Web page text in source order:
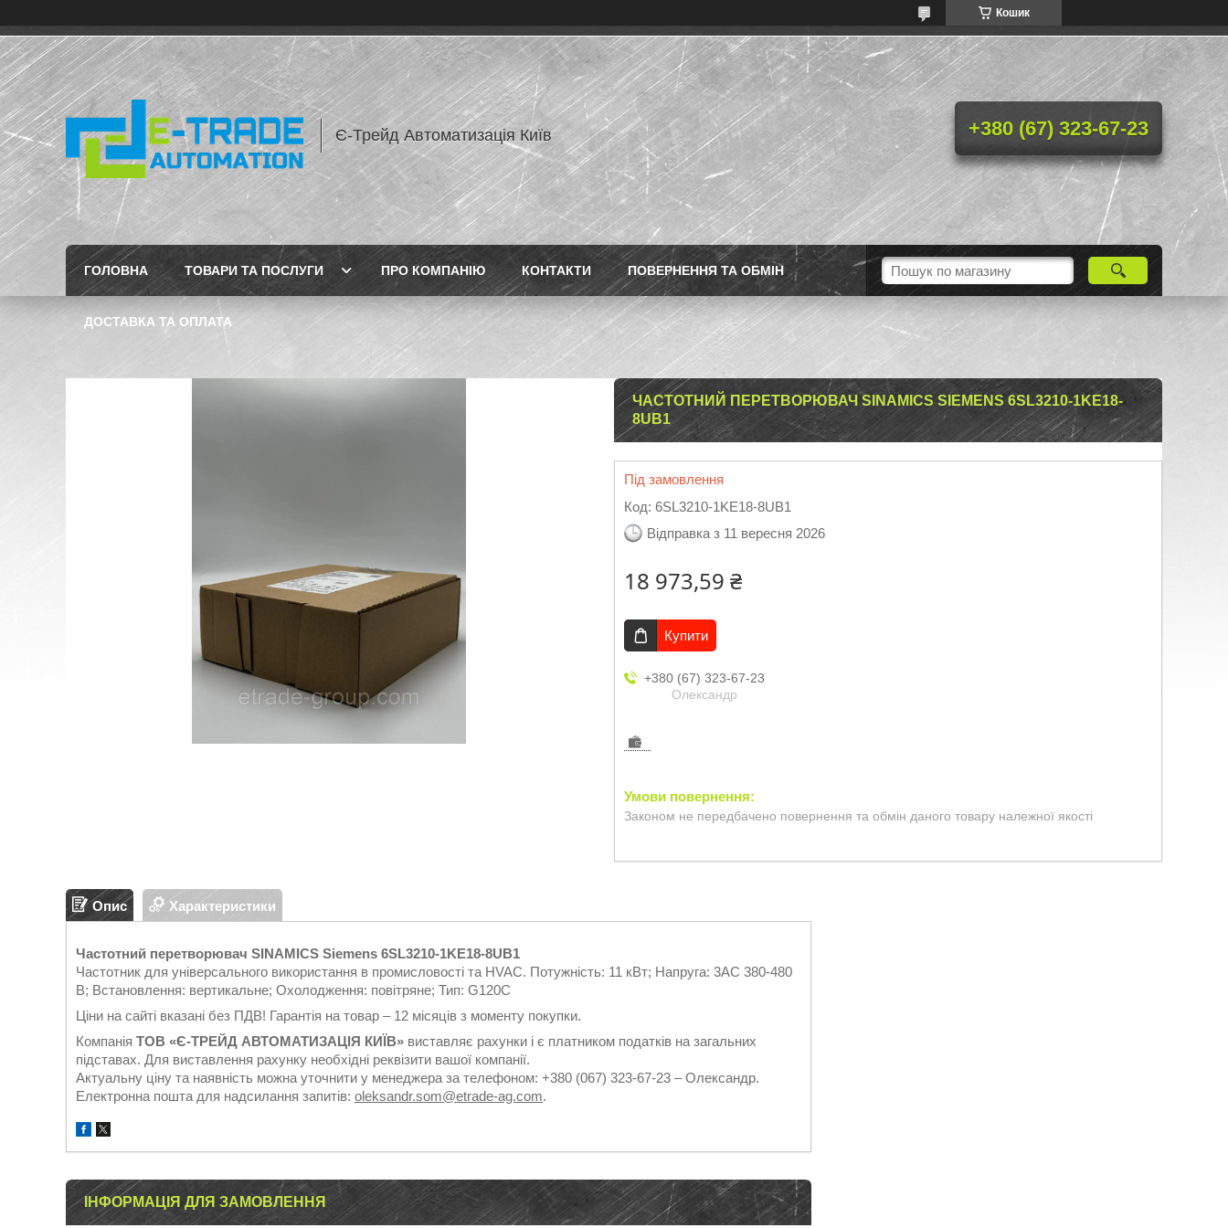
Кошик
Є-Трейд Автоматизація Київ +380 (67) 323-67-23
ГОЛОВНА ТОВАРИ ТА ПОСЛУГИ ПРО КОМПАНІЮ КОНТАКТИ ПОВЕРНЕННЯ ТА ОБМІН
ДОСТАВКА ТА ОПЛАТА
ЧАСТОТНИЙ ПЕРЕТВОРЮВАЧ SINAMICS SIEMENS 6SL3210-1KE18-
8UB1
Під замовлення
Код: 6SL3210-1KE18-8UB1
Відправка з 11 вересня 2026
18 973,59 ₴
Купити
+380 (67) 323-67-23
Олександр
Законом не передбачено повернення та обмін даного товару належної якості
Опис Характеристики
Частотний перетворювач SINAMICS Siemens 6SL3210-1KE18-8UB1
Частотник для універсального використання в промисловості та HVAC. Потужність: 11 кВт; Напруга: 3AC 380-480
В; Встановлення: вертикальне; Охолодження: повітряне; Тип: G120C
Ціни на сайті вказані без ПДВ! Гарантія на товар – 12 місяців з моменту покупки.
Компанія ТОВ «Є-ТРЕЙД АВТОМАТИЗАЦІЯ КИЇВ» виставляє рахунки і є платником податків на загальних
підставах. Для виставлення рахунку необхідні реквізити вашої компанії.
Актуальну ціну та наявність можна уточнити у менеджера за телефоном: +380 (067) 323-67-23 – Олександр.
Електронна пошта для надсилання запитів: oleksandr.som@etrade-ag.com.
ІНФОРМАЦІЯ ДЛЯ ЗАМОВЛЕННЯ